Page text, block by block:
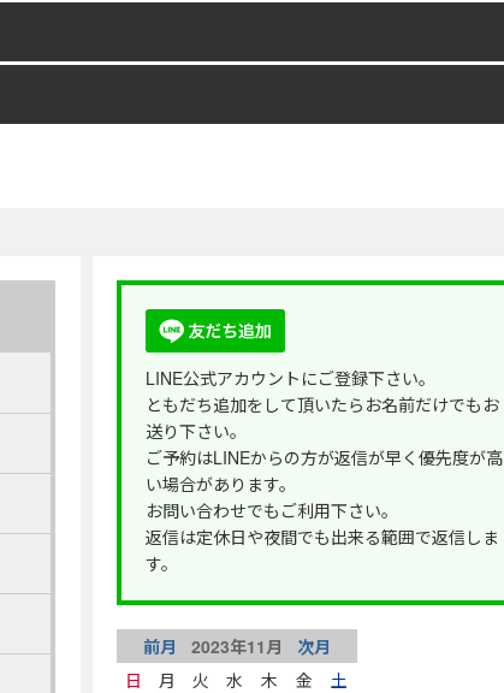
LINE公式アカウントにご登録下さい。
ともだち追加をして頂いたらお名前だけでもお
送り下さい。
ご予約はLINEからの方が返信が早く優先度が高
い場合があります。
お問い合わせでもご利用下さい。
返信は定休日や夜間でも出来る範囲で返信しま
す。
前月 2023年11月
次月
日
月 火 水 木 金
土